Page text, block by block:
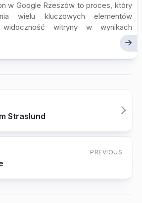
w Google Rzeszów to proces, który
wielu kluczowych elementów
widoczność witryny w wynikach
Straslund
PREVIOUS